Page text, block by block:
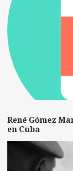
René Gómez
en Cuba